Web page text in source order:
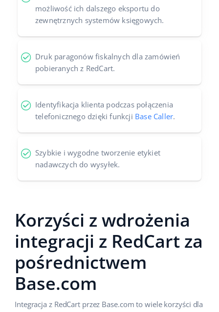
możliwość ich dalszego eksportu do
zewnętrznych systemów księgowych.
Druk paragonów fiskalnych dla zamówień
pobieranych z RedCart.
Identyfikacja klienta podczas połączenia
telefonicznego dzięki funkcji Base Caller.
Szybkie i wygodne tworzenie etykiet
nadawczych do wysyłek.
Korzyści z wdrożenia
integracji z RedCart za
pośrednictwem
Base.com
Integracja z RedCart przez Base.com to wiele korzyści dla